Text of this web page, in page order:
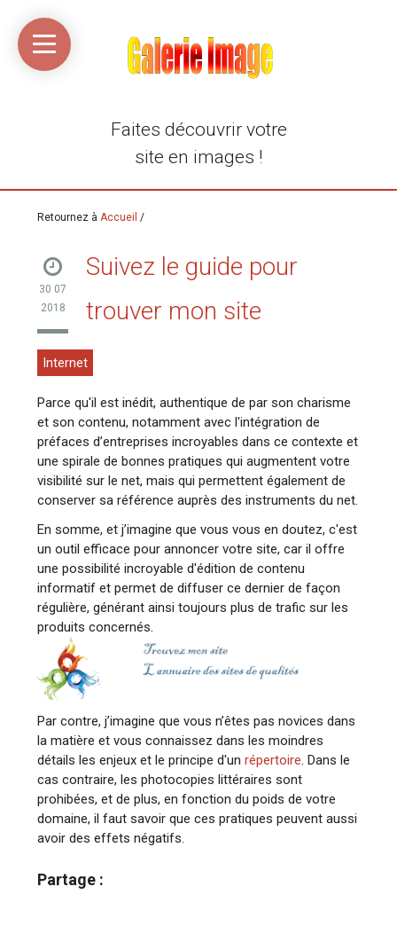
Accueil
Média
libre
Linkinaz
Katomi
compte
Twitter
@Ortegeek
compte
Flickr
Faites découvrir votre
site en images !
Retournez àAccueil /
30 07
2018
Suivez le guide pour
trouver mon site
Internet
Parce qu'il est inédit, authentique de par son charisme
et son contenu, notamment avec l'intégration de
préfaces d’entreprises incroyables dans ce contexte et
une spirale de bonnes pratiques qui augmentent votre
visibilité sur le net, mais qui permettent également de
conserver sa référence auprès des instruments du net.
En somme, et j’imagine que vous vous en doutez, c'est
un outil efficace pour annoncer votre site, car il offre
une possibilité incroyable d'édition de contenu
informatif et permet de diffuser ce dernier de façon
régulière, générant ainsi toujours plus de trafic sur les
produits concernés.
Par contre, j’imagine que vous n’êtes pas novices dans
la matière et vous connaissez dans les moindres
détails les enjeux et le principe d'unrépertoire. Dans le
cas contraire, les photocopies littéraires sont
prohibées, et de plus, en fonction du poids de votre
domaine, il faut savoir que ces pratiques peuvent aussi
avoir des effets négatifs.
Partage :